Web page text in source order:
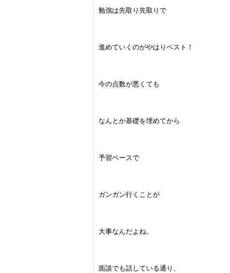
勉強は先取り先取りで
進めていくのがやはりベスト！
今の点数が悪くても
なんとか基礎を埋めてから
予習ベースで
ガンガン行くことが
大事なんだよね。
面談でも話している通り、